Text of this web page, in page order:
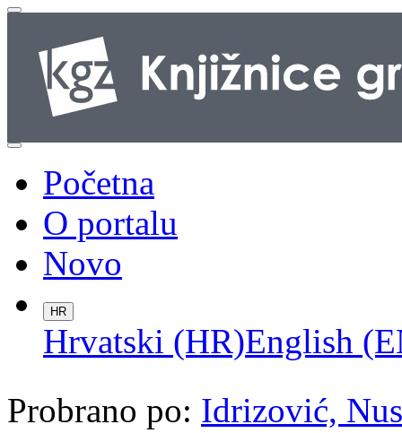
Početna
O portalu
Novo
HR
Hrvatski (HR)English
Probrano po: Idrizović,